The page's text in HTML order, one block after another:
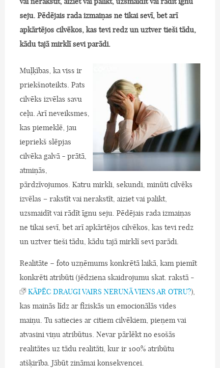
seju. Pēdējais rada izmaiņas ne tikai sevī, bet arī
apkārtējos cilvēkos, kas tevi redz un uztver tieši tādu,
kādu tajā mirklī sevi parādi.
Muļķības, ka viss ir
priekšnoteikts. Pats
cilvēks izvēlas savu
ceļu. Arī neveiksmes,
kas piemeklē, jau
iepriekš slēpjas
cilvēka galvā - prātā,
atmiņās,
pārdzīvojumos. Katru mirkli, sekundi, minūti cilvēks
izvēlas – rakstīt vai nerakstīt, aiziet vai palikt,
uzsmaidīt vai rādīt īgnu seju. Pēdējais rada izmaiņas
ne tikai sevī, bet arī apkārtējos cilvēkos, kas tevi redz
un uztver tieši tādu, kādu tajā mirklī sevi parādi.
Realitāte – foto uzņēmums konkrētā laikā, kam piemīt
konkrēti atribūti (jēdziena skaidrojumu skat. rakstā -
KĀPĒC DRAUGI VAIRS NERUNĀ VIENS AR OTRU?),
kas mainās līdz ar fiziskās un emocionālās vides
maiņu. Tu satiecies ar citiem cilvēkiem, pieņem vai
atvasini viņu atribūtus. Nevar pārlēkt no esošās
realitātes uz tādu realitāti, kur ir 100% atribūtu
atšķirība. Jābūt zināmai konsekvencei.